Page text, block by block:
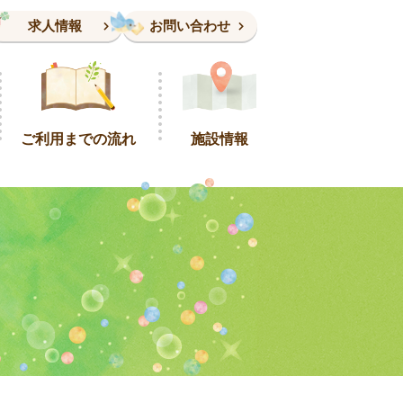
求人情報 お問い合わせ
ご利用までの流れ 施設情報